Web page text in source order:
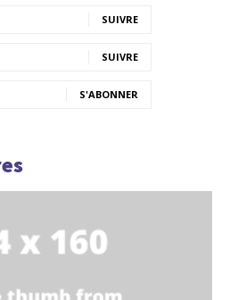
SUIVRE
SUIVRE
S'ABONNER